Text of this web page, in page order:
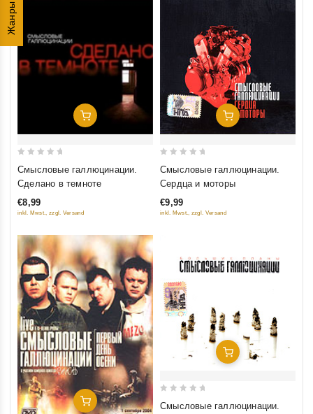
Жанры
Добавить В Корзину
5
Смысловые галлюцинации.
Сделано в темноте
€8,99
inkl. Mwst., zzgl. Versand
Добавить В Корзину
5
Смысловые галлюцинации.
Сердца и моторы
€9,99
inkl. Mwst., zzgl. Versand
Добавить В Корзину
Добавить В Корзину
Смысловые галлюцинации.